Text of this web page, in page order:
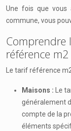
Une fois que
commune, vous
Comprendre
référence m2
Le tarif référence
Maisons :
Le
généralement
compte de la
éléments